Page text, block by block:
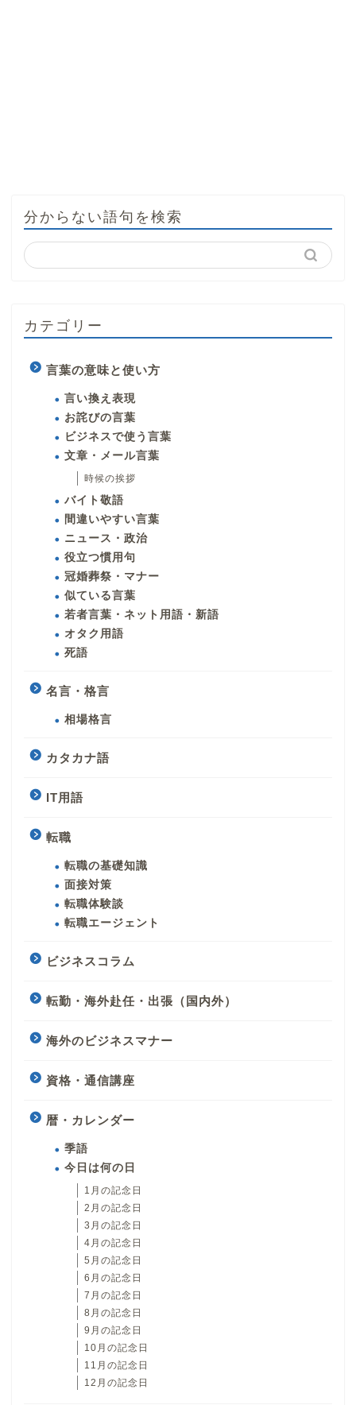
分からない語句を検索
カテゴリー
言葉の意味と使い方
言い換え表現
お詫びの言葉
ビジネスで使う言葉
文章・メール言葉
時候の挨拶
バイト敬語
間違いやすい言葉
ニュース・政治
役立つ慣用句
冠婚葬祭・マナー
似ている言葉
若者言葉・ネット用語・新語
オタク用語
死語
名言・格言
相場格言
カタカナ語
IT用語
転職
転職の基礎知識
面接対策
転職体験談
転職エージェント
ビジネスコラム
転勤・海外赴任・出張（国内外）
海外のビジネスマナー
資格・通信講座
暦・カレンダー
季語
今日は何の日
1月の記念日
2月の記念日
3月の記念日
4月の記念日
5月の記念日
6月の記念日
7月の記念日
8月の記念日
9月の記念日
10月の記念日
11月の記念日
12月の記念日